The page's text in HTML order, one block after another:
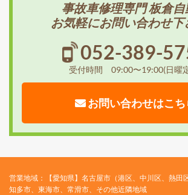
事故車修理専門 板倉
お気軽にお問い合わせ下
052-389-
受付時間 09:00〜19:00(日曜
お問い合わせはこち
営業地域：【愛知県】名古屋市（港区、中川区、熱田
知多市、東海市、常滑市、その他近隣地域